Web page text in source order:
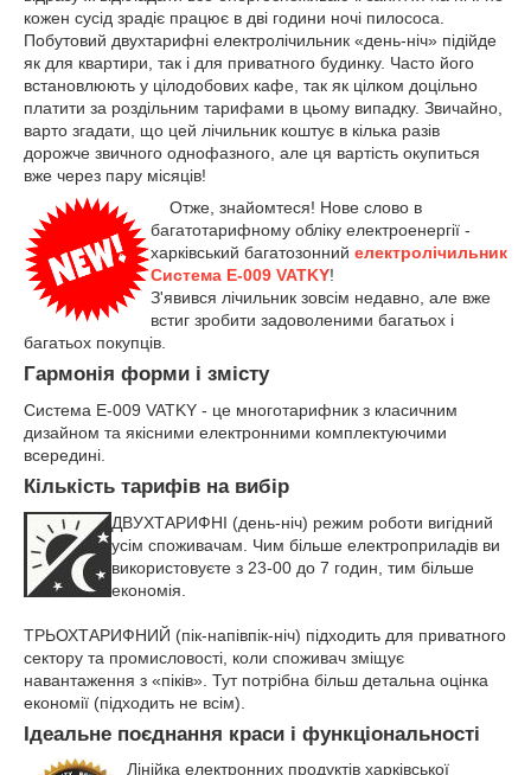
кожен сусід зрадіє працює в дві години ночі пилососа.
Побутовий двухтарифні електролічильник «день-ніч» підійде
як для квартири, так і для приватного будинку. Часто його
встановлюють у цілодобових кафе, так як цілком доцільно
платити за роздільним тарифами в цьому випадку. Звичайно,
варто згадати, що цей лічильник коштує в кілька разів
дорожче звичного однофазного, але ця вартість окупиться
вже через пару місяців!
Отже, знайомтеся! Нове слово в
багатотарифному обліку електроенергії -
харківський багатозонний електролічильник
Система Е-009 VATKY!
З'явився лічильник зовсім недавно, але вже
встиг зробити задоволеними багатьох і
багатьох покупців.
Гармонія форми і змісту
Система Е-009 VATKY - це многотарифник з класичним
дизайном та якісними електронними комплектуючими
всередині.
Кількість тарифів на вибір
ДВУХТАРИФНІ (день-ніч) режим роботи вигідний
усім споживачам. Чим більше електроприладів ви
використовуєте з 23-00 до 7 годин, тим більше
економія.
ТРЬОХТАРИФНИЙ (пік-напівпік-ніч) підходить для приватного
сектору та промисловості, коли споживач зміщує
навантаження з «піків». Тут потрібна більш детальна оцінка
економії (підходить не всім).
Ідеальне поєднання краси і функціональності
Лінійка електронних продуктів харківської